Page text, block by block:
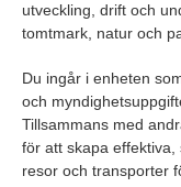
utveckling, drift och
tomtmark, natur och
Du ingår i enheten
och
Tillsammans med
för att skapa effektiva,
resor och transporter